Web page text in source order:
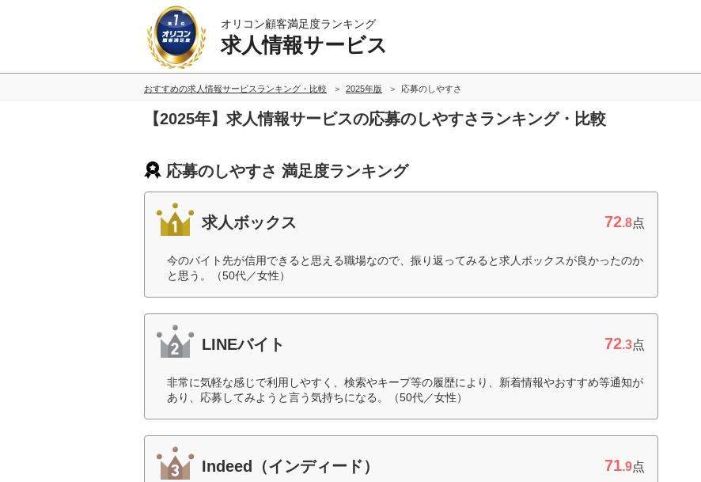
オリコン顧客満足度ランキング
求人情報サービス
おすすめの求人情報サービスランキング・比較 2025年版 応募のしやすさ
【2025年】求人情報サービスの応募のしやすさランキング・比較
応募のしやすさ 満足度ランキング
求人ボックス 72.8点
今のバイト先が信用できると思える職場なので、振り返ってみると求人ボックスが良かったのか
と思う。（50代／女性）
LINEバイト 72.3点
非常に気軽な感じで利用しやすく、検索やキープ等の履歴により、新着情報やおすすめ等通知が
あり、応募してみようと言う気持ちになる。（50代／女性）
Indeed（インディード） 71.9点